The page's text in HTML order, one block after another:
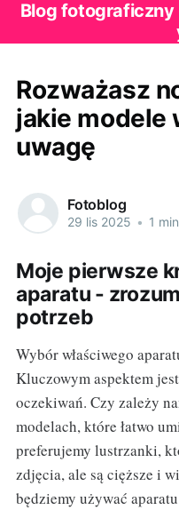
Blog
Rozważasz
jakie modele
uwagę
Fotoblog
29 lis 2025 • 1
Moje pierwsze
aparatu -
potrzeb
Wybór właściwego
Kluczowym aspektem
oczekiwań. Czy zależy
modelach, które łatwo
preferujemy lustrzanki,
zdjęcia, ale są cięższe i
będziemy używać